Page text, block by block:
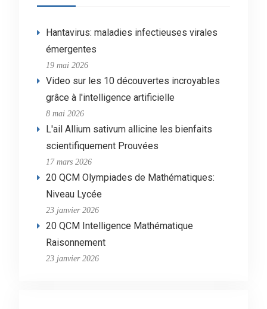
Hantavirus: maladies infectieuses virales
émergentes
19 mai 2026
Video sur les 10 découvertes incroyables
grâce à l'intelligence artificielle
8 mai 2026
L'ail Allium sativum allicine les bienfaits
scientifiquement Prouvées
17 mars 2026
20 QCM Olympiades de Mathématiques:
Niveau Lycée
23 janvier 2026
20 QCM Intelligence Mathématique
Raisonnement
23 janvier 2026